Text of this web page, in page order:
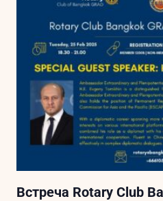
Встреча Rotary Club